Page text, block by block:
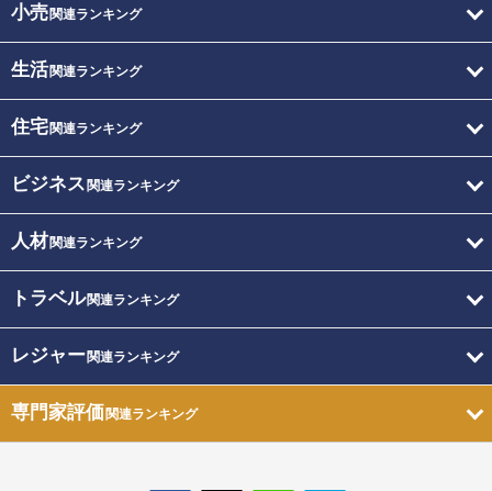
小売関連ランキング
生活関連ランキング
住宅関連ランキング
ビジネス 関連ランキング
人材関連ランキング
トラベル関連ランキング
レジャー関連ランキング
専門家評価関連ランキング